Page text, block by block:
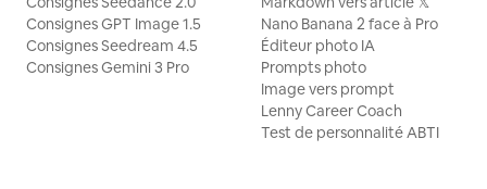
Consignes GPT Image 1.5
Consignes Seedream 4.5
Consignes Gemini 3 Pro
Nano Banana 2 face à Pro
Éditeur photo IA
Prompts photo
Image vers prompt
Lenny Career Coach
Test de personnalité ABTI